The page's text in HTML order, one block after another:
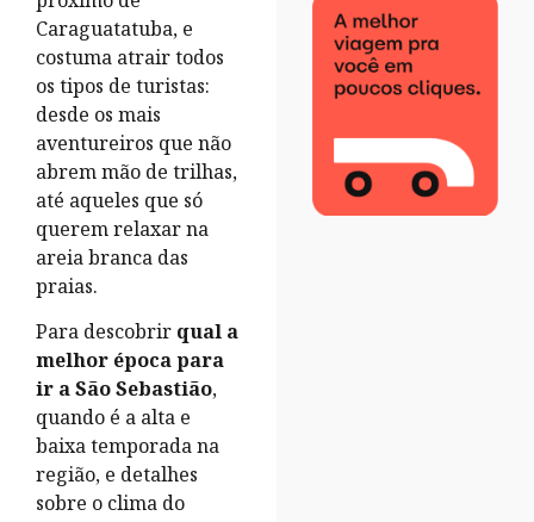
Caraguatatuba, e
costuma atrair todos
os tipos de turistas:
desde os mais
aventureiros que não
abrem mão de trilhas,
até aqueles que só
querem relaxar na
areia branca das
praias.
Para descobrir qual a
melhor época para
ir a São Sebastião,
quando é a alta e
baixa temporada na
região, e detalhes
sobre o clima do